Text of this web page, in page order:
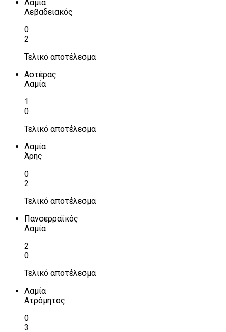
Λαμία
Λεβαδειακός
0
2
Τελικό αποτέλεσμα
Αστέρας
Λαμία
1
0
Τελικό αποτέλεσμα
Λαμία
Άρης
0
2
Τελικό αποτέλεσμα
Πανσερραϊκός
Λαμία
2
0
Τελικό αποτέλεσμα
Λαμία
Ατρόμητος
0
3